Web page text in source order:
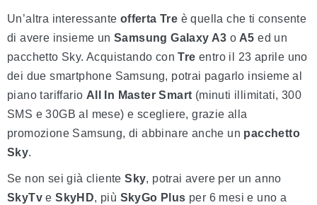
Un’altra interessante offerta Tre è quella che ti consente
di avere insieme un Samsung Galaxy A3o A5 ed un
pacchetto Sky. Acquistando conTre entro il 23 aprile uno
dei due smartphone Samsung, potrai pagarlo insieme al
piano tariffario All In Master Smart (minuti illimitati, 300
SMS e 30GB al mese) e scegliere, grazie alla
promozione Samsung, di abbinare anche un pacchetto
Sky.
Se non sei già cliente Sky, potrai avere per un anno
SkyTv eSkyHD, più SkyGo Plus per 6 mesi e uno a